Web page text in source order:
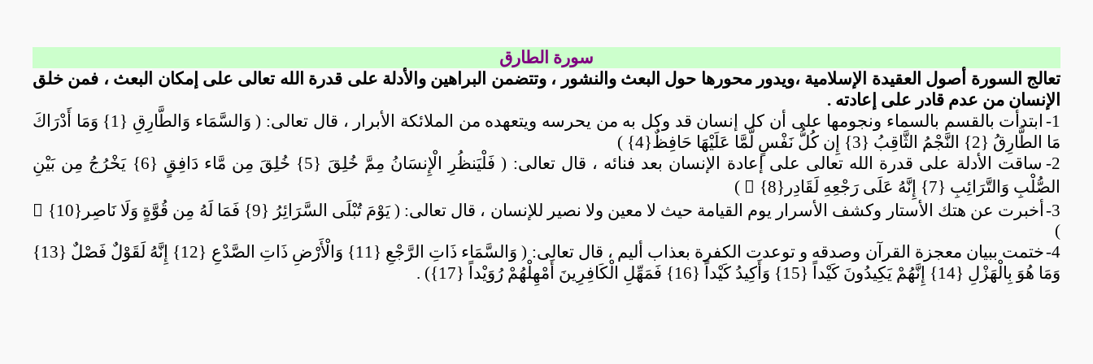
سورة الطارق
تعالج السورة أصول العقيدة الإسلامية ،ويدور محورها حول البعث والنشور ، وتتضمن البراهين والأدلة على قدرة الله تعالى على إمكان البعث ، فمن خلق
الإنسان من عدم قادر على إعادته .
1-
ابتدأت بالقسم بالسماء ونجومها على أن كل إنسان قد وكل به من يحرسه ويتعهده من الملائكة الأبرار ، قال تعالى: ( وَالسَّمَاء وَالطَّارِقِ {1} وَمَا أَدْرَاكَ
مَا الطَّارِقُ {2} النَّجْمُ الثَّاقِبُ {3} إِن كُلُّ نَفْسٍ لَّمَّا عَلَيْهَا حَافِظٌ{4}
)
2-
ساقت الأدلة على قدرة الله تعالى على إعادة الإنسان بعد فنائه ، قال تعالى: ( فَلْيَنظُرِ الْإِنسَانُ مِمَّ خُلِقَ {5} خُلِقَ مِن مَّاء دَافِقٍ {6} يَخْرُجُ مِن بَيْنِ
الصُّلْبِ وَالتَّرَائِبِ {7} إِنَّهُ عَلَى رَجْعِهِ لَقَادِر{8} ٌ )
3-
أخبرت عن هتك الأستار وكشف الأسرار يوم القيامة حيث لا معين ولا نصير للإنسان ، قال تعالى: ( يَوْمَ تُبْلَى السَّرَائِرُ {9} فَمَا لَهُ مِن قُوَّةٍ وَلَا نَاصِر{10} ٍ
)
4- ختمت ببيان معجزة القرآن وصدقه و توعدت الكفرة بعذاب أليم ، قال تعالى:
( وَالسَّمَاء ذَاتِ الرَّجْعِ {11} وَالْأَرْضِ ذَاتِ الصَّدْعِ {12} إِنَّهُ لَقَوْلٌ فَصْلٌ {13}
وَمَا هُوَ بِالْهَزْلِ {14} إِنَّهُمْ يَكِيدُونَ كَيْداً {15} وَأَكِيدُ كَيْداً {16} فَمَهِّلِ الْكَافِرِينَ أَمْهِلْهُمْ رُوَيْداً {17}) .